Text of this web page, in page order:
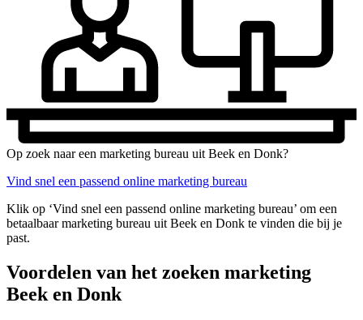
Op zoek naar een marketing bureau uit Beek en Donk?
Vind snel een passend online marketing bureau
Klik op ‘Vind snel een passend online marketing bureau’ om een
betaalbaar marketing bureau uit Beek en Donk te vinden die bij je
past.
Voordelen van het zoeken marketing
Beek en Donk